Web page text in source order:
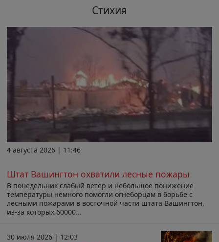
Стихия
4 августа 2026 | 11:46
Штат Вашингтон охватили лесные пожары
В понедельник слабый ветер и небольшое понижение
температуры немного помогли огнеборцам в борьбе с
лесными пожарами в восточной части штата Вашингтон,
из-за которых 60000...
30 июля 2026 | 12:03